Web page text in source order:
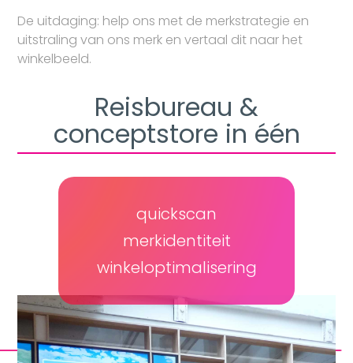
De uitdaging: help ons met de merkstrategie en
uitstraling van ons merk en vertaal dit naar het
winkelbeeld.
Reisbureau &
conceptstore in één
quickscan
merkidentiteit
winkeloptimalisering